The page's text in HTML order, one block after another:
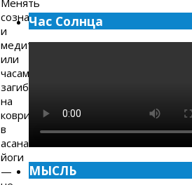
сознание
и
медитировать
или
часами
загибаться
на
коврике
в
асанах
йоги
—
Час Солнца
МЫСЛЬ